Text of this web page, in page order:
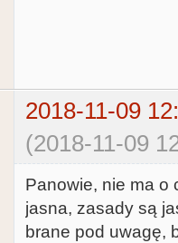
2018-11-09
(2018-11-09
Panowie, nie ma o
jasna, zasady są
brane pod uwagę,